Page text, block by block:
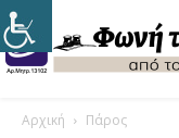
Αρχική Πάρος